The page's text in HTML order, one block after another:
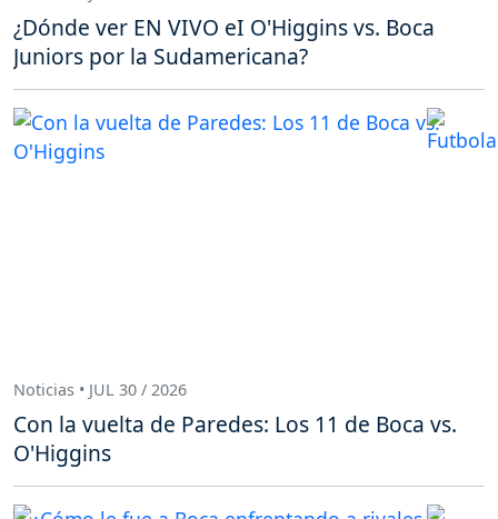
¿Dónde ver EN VIVO eI O'Higgins vs. Boca
Juniors por la Sudamericana?
Noticias • JUL 30 / 2026
Con la vuelta de Paredes: Los 11 de Boca vs.
O'Higgins